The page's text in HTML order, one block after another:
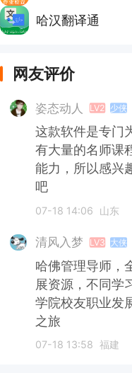
哈汉翻译通
网友评价
姿态动人 LV2 少侠
这款软件是专门
有大量的名师课
能力，所以感兴
吧
07-18 14:06 山东
清风入梦 LV3 大侠
哈佛管理导师，
展资源，不同学
学院校友职业发
之旅
07-18 13:58 福建